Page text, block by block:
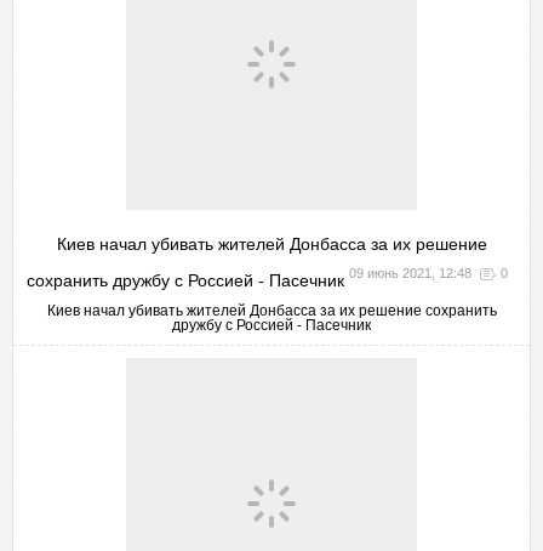
Киев начал убивать жителей Донбасса за их решение
сохранить дружбу с Россией - Пасечник 09 июнь 2021, 12:48 0
Киев начал убивать жителей Донбасса за их решение сохранить
дружбу с Россией - Пасечник